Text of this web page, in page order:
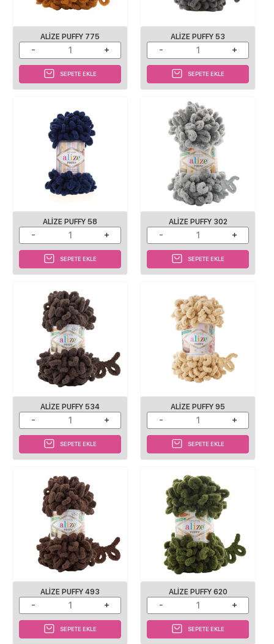
ALIZE PUFFY 775
SEPETE EKLE
ALIZE PUFFY 53
SEPETE EKLE
ALIZE PUFFY 58
SEPETE EKLE
ALIZE PUFFY 302
SEPETE EKLE
ALIZE PUFFY 534
SEPETE EKLE
ALIZE PUFFY 95
SEPETE EKLE
ALIZE PUFFY 493
SEPETE EKLE
ALIZE PUFFY 620
SEPETE EKLE